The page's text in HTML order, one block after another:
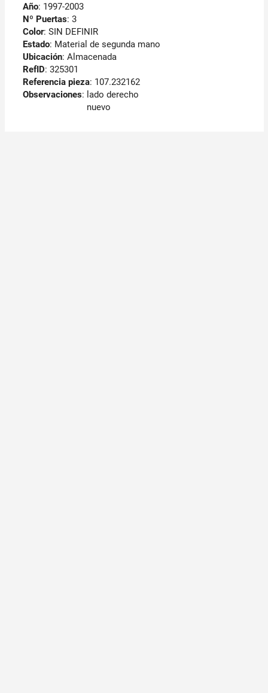
Año: 1997-2003
Nº Puertas: 3
Color: SIN DEFINIR
Estado: Material de segunda mano
Ubicación: Almacenada
RefID: 325301
Referencia pieza: 107.232162
Observaciones: lado derecho
nuevo